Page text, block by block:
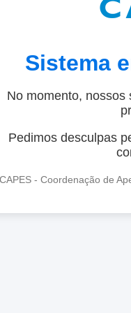
Sistema
No momento, nossos
Pedimos desculpas
- Coordenação de